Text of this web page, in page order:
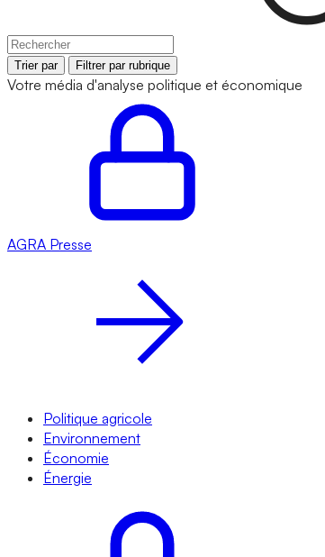
Trier par Filtrer par rubrique
Votre média d'analyse politique et économique
AGRA Presse
Politique agricole
Environnement
Économie
Énergie